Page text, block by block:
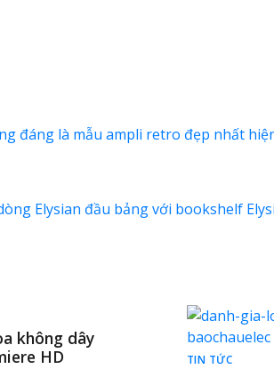
đáng là mẫu ampli retro đẹp nhất
Elysian đầu bảng với bookshelf
không dây
HD
TIN TỨC